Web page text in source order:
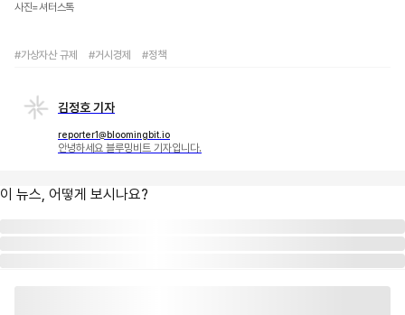
사진=셔터스톡
#가상자산 규제 #거시경제 #정책
김정호 기자
reporter1@bloomingbit.io
안녕하세요 블루밍비트 기자입니다.
이 뉴스, 어떻게 보시나요?